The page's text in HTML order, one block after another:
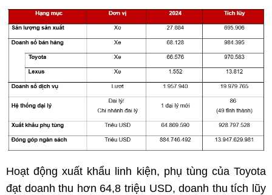
Hoạt động xuất khẩu linh kiện, phụ tùng của Toyota
đạt doanh thu hơn 64,8 triệu USD, doanh thu tích lũy